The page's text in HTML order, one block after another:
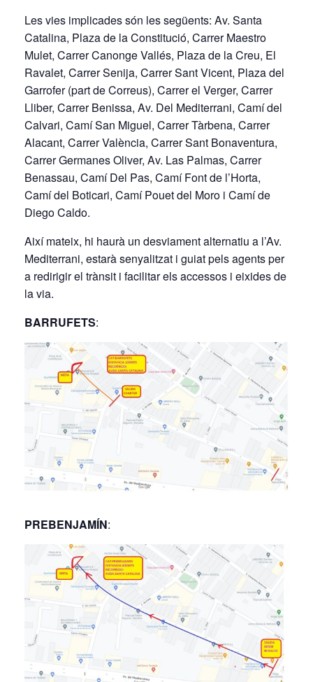
Les vies implicades són les següents: Av. Santa
Catalina, Plaza de la Constitució, Carrer Maestro
Mulet, Carrer Canonge Vallés, Plaza de la Creu, El
Ravalet, Carrer Senija, Carrer Sant Vicent, Plaza del
Garrofer (part de Correus), Carrer el Verger, Carrer
Lliber, Carrer Benissa, Av. Del Mediterrani, Camí del
Calvari, Camí San Miguel, Carrer Tàrbena, Carrer
Alacant, Carrer València, Carrer Sant Bonaventura,
Carrer Germanes Oliver, Av. Las Palmas, Carrer
Benassau, Camí Del Pas, Camí Font de l’Horta,
Camí del Boticari, Camí Pouet del Moro i Camí de
Diego Caldo.
Així mateix, hi haurà un desviament alternatiu a l’Av.
Mediterrani, estarà senyalitzat i guiat pels agents per
a redirigir el trànsit i facilitar els accessos i eixides de
la via.
BARRUFETS:
PREBENJAMÍN: